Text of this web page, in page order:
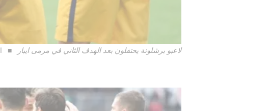
لاعبو برشلونة يحتفلون بعد الهدف الثاني في مرمى ايبار